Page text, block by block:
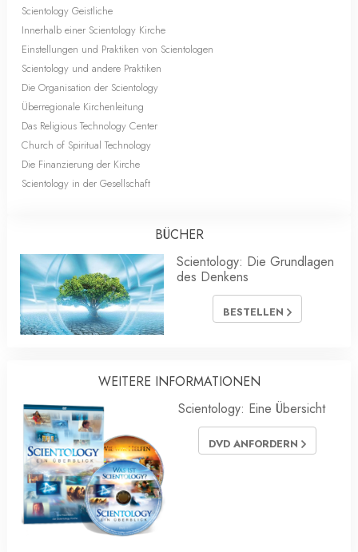
Scientology Geistliche
Innerhalb einer Scientology Kirche
Einstellungen und Praktiken von Scientologen
Scientology und andere Praktiken
Die Organisation der Scientology
Überregionale Kirchenleitung
Das Religious Technology Center
Church of Spiritual Technology
Die Finanzierung der Kirche
Scientology in der Gesellschaft
BÜCHER
Scientology: Die Grundlagen
des Denkens
BESTELLEN
WEITERE INFORMATIONEN
Scientology: Eine Übersicht
DVD ANFORDERN